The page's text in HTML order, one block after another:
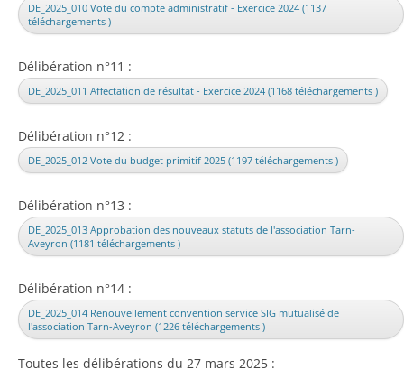
DE_2025_010 Vote du compte administratif - Exercice 2024 (1137
téléchargements )
Délibération n°11 :
DE_2025_011 Affectation de résultat - Exercice 2024 (1168 téléchargements )
Délibération n°12 :
DE_2025_012 Vote du budget primitif 2025 (1197 téléchargements )
Délibération n°13 :
DE_2025_013 Approbation des nouveaux statuts de l'association Tarn-
Aveyron (1181 téléchargements )
Délibération n°14 :
DE_2025_014 Renouvellement convention service SIG mutualisé de
l'association Tarn-Aveyron (1226 téléchargements )
Toutes les délibérations du 27 mars 2025 :